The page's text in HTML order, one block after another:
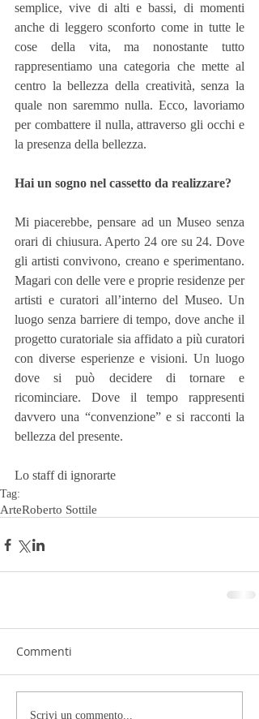
semplice, vive di alti e bassi, di momenti
anche di leggero sconforto come in tutte le
cose della vita, ma nonostante tutto
rappresentiamo una categoria che mette al
centro la bellezza della creatività, senza la
quale non saremmo nulla. Ecco, lavoriamo
per combattere il nulla, attraverso gli occhi e
la presenza della bellezza.
Hai un sogno nel cassetto da realizzare?
Mi piacerebbe, pensare ad un Museo senza
orari di chiusura. Aperto 24 ore su 24. Dove
gli artisti convivono, creano e sperimentano.
Magari con delle vere e proprie residenze per
artisti e curatori all’interno del Museo. Un
luogo senza barriere di tempo, dove anche il
progetto curatoriale sia affidato a più curatori
con diverse esperienze e visioni. Un luogo
dove si può decidere di tornare e
ricominciare. Dove il tempo rappresenti
davvero una “convenzione” e si racconti la
bellezza del presente.
Lo staff di ignorarte
Tag:
ArteRoberto Sottile
Commenti
Scrivi un commento...